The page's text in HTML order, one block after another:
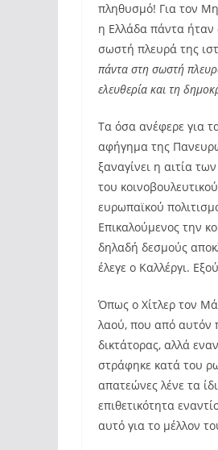
πληθυσμό! Για τον
η Ελλάδα πάντα ήταν
σωστή πλευρά της
πάντα στη σωστή
ελευθερία και τη
Τα όσα ανέφερε για
αφήγημα της
ξαναγίνει η αιτία
του
ευρωπαϊκού
Επικαλούμενος την
δηλαδή δεσμούς
έλεγε ο Καλλέργι.
Όπως ο Χίτλερ τον
λαού, που από αυτόν
δικτάτορας, αλλά
στράφηκε κατά του
απατεώνες λένε τα
επιθετικότητα
αυτό για το μέλλον